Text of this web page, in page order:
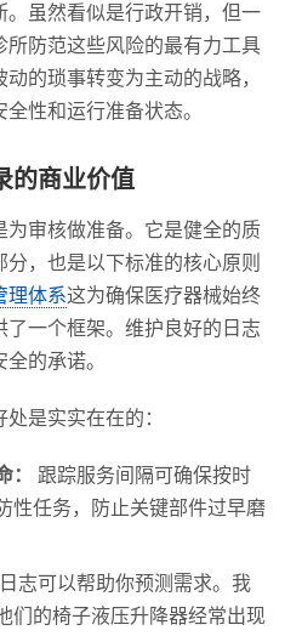
。虽然看似是行政开销，但一
所防范这些风险的最有力工具
的琐事转变为主动的战略，
性和运行准备状态。
的商业价值
审核做准备。它是健全的质
，也是以下标准的核心原则
理体系这为确保医疗器械始终
一个框架。维护良好的日志
的承诺。
是实实在在的：
跟踪服务间隔可确保按时
性任务，防止关键部件过早磨
日志可以帮助你预测需求。我
们的椅子液压升降器经常出现